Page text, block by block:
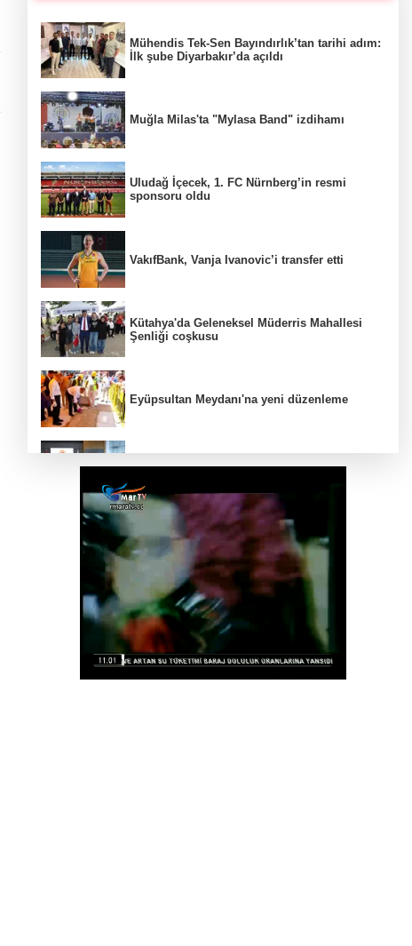
Mühendis Tek-Sen Bayındırlık’tan tarihi adım:
İlk şube Diyarbakır’da açıldı
Muğla Milas'ta "Mylasa Band" izdihamı
Uludağ İçecek, 1. FC Nürnberg’in resmi
sponsoru oldu
VakıfBank, Vanja Ivanovic’i transfer etti
Kütahya'da Geleneksel Müderris Mahallesi
Şenliği coşkusu
Eyüpsultan Meydanı'na yeni düzenleme
Muhtarlardan makarna yarışı
Siyasetçilere taş çıkartan Vali
Deniz ekosistemini koruyacak proje